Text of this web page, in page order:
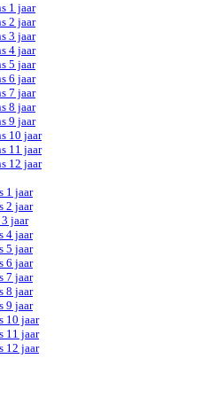
1 jaar
2 jaar
3 jaar
4 jaar
5 jaar
6 jaar
7 jaar
8 jaar
9 jaar
10 jaar
11 jaar
12 jaar
1 jaar
2 jaar
jaar
4 jaar
5 jaar
6 jaar
7 jaar
8 jaar
9 jaar
10 jaar
11 jaar
12 jaar